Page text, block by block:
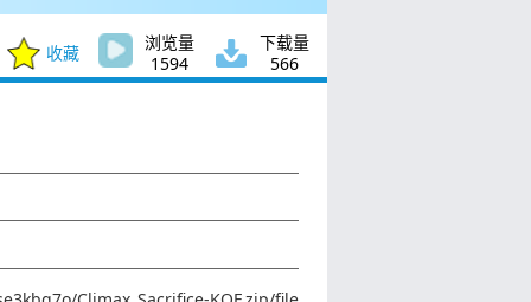
收藏
浏览量
1594
下载量
566